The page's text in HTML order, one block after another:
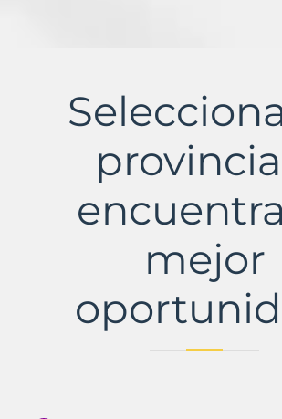
Murbalands
mejor